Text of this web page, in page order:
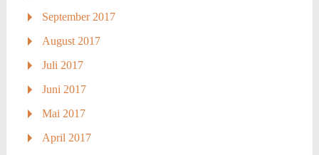
September 2017
August 2017
Juli 2017
Juni 2017
Mai 2017
April 2017